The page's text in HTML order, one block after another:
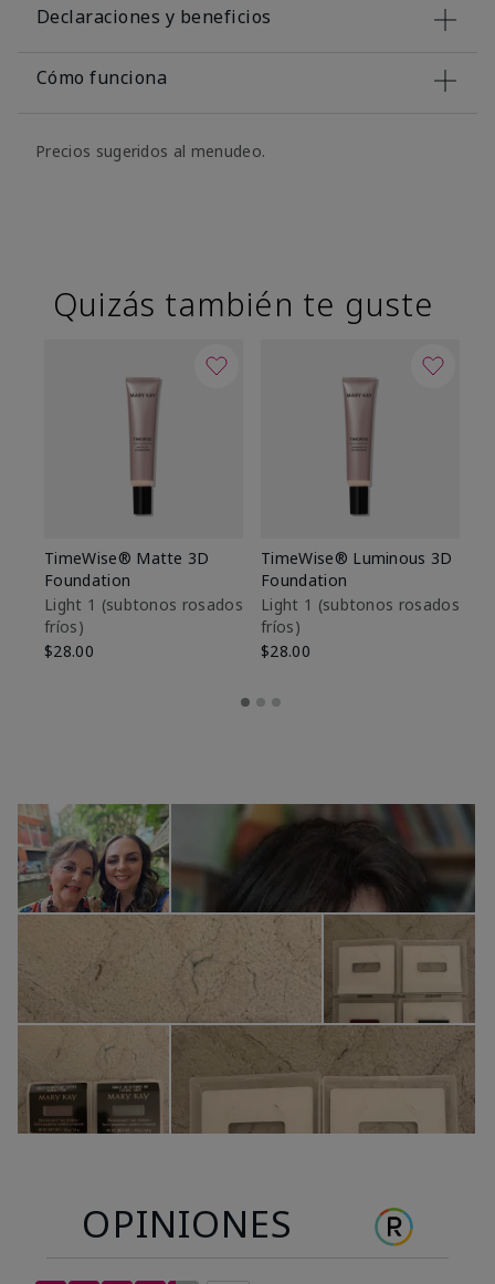
Declaraciones y beneficios
Cómo funciona
Precios sugeridos al menudeo.
Quizás también te guste
TimeWise® Matte 3D
Foundation
Light 1​ (subtonos rosados
fríos)
$28.00
TimeWise® Luminous 3D
Foundation
Light 1​ (subtonos rosados
fríos)
$28.00
OPINIONES